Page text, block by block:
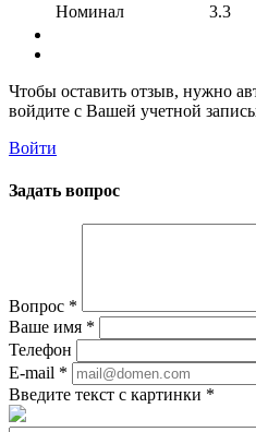
Номинал
3.3
Чтобы оставить отзыв, нужно
войдите с Вашей учетной
Войти
Задать вопрос
Вопрос *
Ваше имя *
Телефон
E-mail *
Введите текст с картинки *